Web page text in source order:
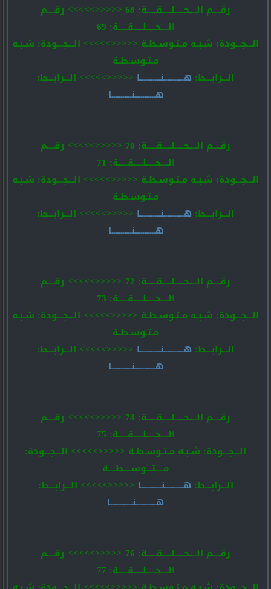
رقــــم الــــحـــــلـــــقـــــة: 68 <<<<<>>>>> رقــــم
الــــحـــــلـــــقـــــة: 69
الـــجـــودة: شـبـه مـتـوسـطـة <<<<<>>>>> الـــجـــودة: شـبـه
مـتـوسـطـة
الـــرابـــط: هـــــــــــنـــــــــــا <<<<<>>>>> الـــرابـــط:
هـــــــــــنـــــــــــا
رقــــم الــــحـــــلـــــقـــــة: 70 <<<<<>>>>> رقــــم
الــــحـــــلـــــقـــــة: 71
الـــجـــودة: شـبـه مـتـوسـطـة <<<<<>>>>> الـــجـــودة: شـبـه
مـتـوسـطـة
الـــرابـــط: هـــــــــــنـــــــــــا <<<<<>>>>> الـــرابـــط:
هـــــــــــنـــــــــــا
رقــــم الــــحـــــلـــــقـــــة: 72 <<<<<>>>>> رقــــم
الــــحـــــلـــــقـــــة: 73
الـــجـــودة: شـبـه مـتـوسـطـة <<<<<>>>>> الـــجـــودة: شـبـه
مـتـوسـطـة
الـــرابـــط: هـــــــــــنـــــــــــا <<<<<>>>>> الـــرابـــط:
هـــــــــــنـــــــــــا
رقــــم الــــحـــــلـــــقـــــة: 74 <<<<<>>>>> رقــــم
الــــحـــــلـــــقـــــة: 75
الـــجـــودة: شـبـه مـتـوسـطـة <<<<<>>>>> الـــجـــودة:
مــــتـــوســــطــــة
الـــرابـــط: هــــــــــنـــــــــــا <<<<<>>>>> الـــرابـــط:
هـــــــــــنــــــــــــا
رقــــم الــــحـــــلـــــقـــــة: 76 <<<<<>>>>> رقــــم
الــــحـــــلـــــقـــــة: 77